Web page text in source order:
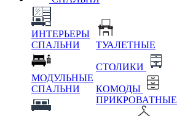
ИНТЕРЬЕРЫ
СПАЛЬНИ
МОДУЛЬНЫЕ
СПАЛЬНИ
ТУАЛЕТНЫЕ
СТОЛИКИ
КОМОДЫ
ПРИКРОВАТНЫЕ